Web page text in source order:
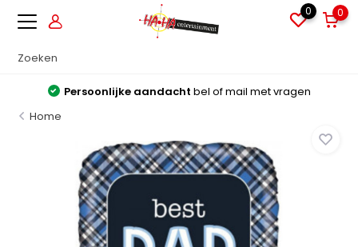
0 0
Persoonlijke aandacht bel of mail met vragen
Home